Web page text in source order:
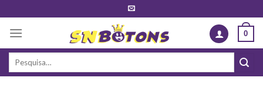
to
content
0
Pesquisar